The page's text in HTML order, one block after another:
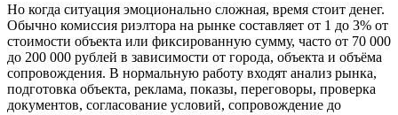
Но когда ситуация эмоционально сложная, время стоит денег.
Обычно комиссия риэлтора на рынке составляет от 1 до 3% от
стоимости объекта или фиксированную сумму, часто от 70 000
до 200 000 рублей в зависимости от города, объекта и объёма
сопровождения. В нормальную работу входят анализ рынка,
подготовка объекта, реклама, показы, переговоры, проверка
документов, согласование условий, сопровождение до